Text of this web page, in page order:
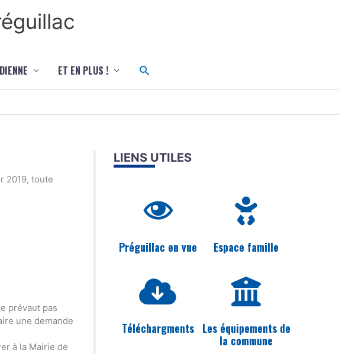
ET EN PLUS ! Rechercher
2019, toute
prévaut pas
une demande
à la Mairie de
LIENS UTILES
Préguillac en vue Espace famille
Téléchargments Les équipements de
la commune